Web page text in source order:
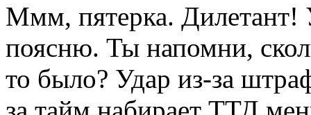
Ммм, пятерка. Дилетант!
поясню. Ты напомни,
то было? Удар из-за